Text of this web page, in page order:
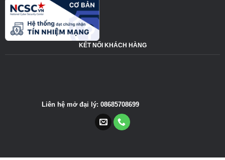
KẾT NỐI KHÁCH HÀNG
Liên hệ mở đại lý: 08685708699